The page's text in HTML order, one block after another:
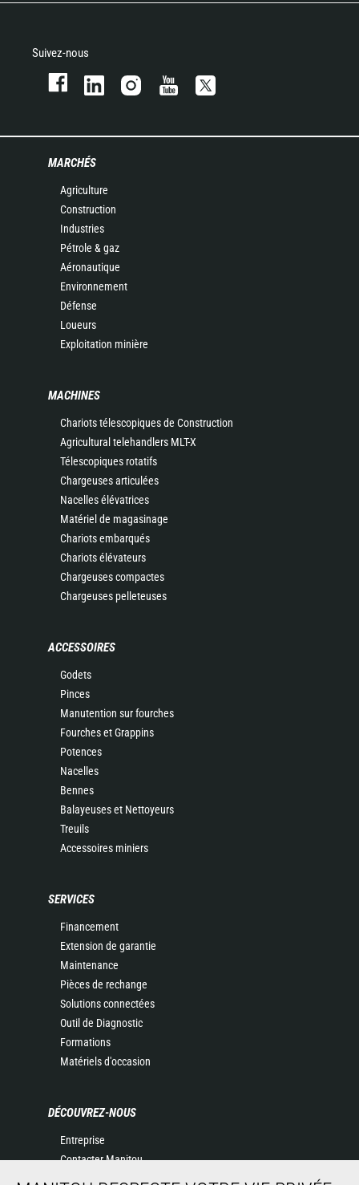
Suivez-nous
MARCHÉS
Agriculture
Construction
Industries
Pétrole & gaz
Aéronautique
Environnement
Défense
Loueurs
Exploitation minière
MACHINES
Chariots télescopiques de Construction
Agricultural telehandlers MLT-X
Télescopiques rotatifs
Chargeuses articulées
Nacelles élévatrices
Matériel de magasinage
Chariots embarqués
Chariots élévateurs
Chargeuses compactes
Chargeuses pelleteuses
ACCESSOIRES
Godets
Pinces
Manutention sur fourches
Fourches et Grappins
Potences
Nacelles
Bennes
Balayeuses et Nettoyeurs
Treuils
Accessoires miniers
SERVICES
Financement
Extension de garantie
Maintenance
Pièces de rechange
Solutions connectées
Outil de Diagnostic
Formations
Matériels d'occasion
DÉCOUVREZ-NOUS
Entreprise
Contacter Manitou